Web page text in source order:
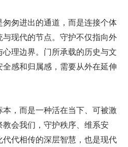
匆进出的通道，而是连接个体
现代的节点。守护不仅指向外
理边界。门所承载的历史与文
感和归属感，需要从外在延伸
，而是一种活在当下、可被激
会我们，守护秩序、维系安
代相传的深层智慧，也是现代